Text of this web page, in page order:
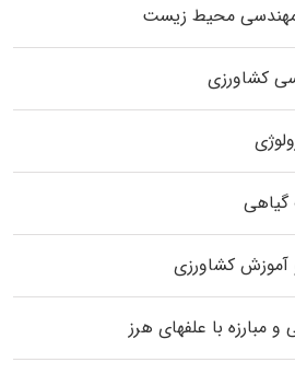
مهندسی محیط زیست
کشاورزی
گیاهی
آموزش کشاورزی
مبارزه با علفهای هرز